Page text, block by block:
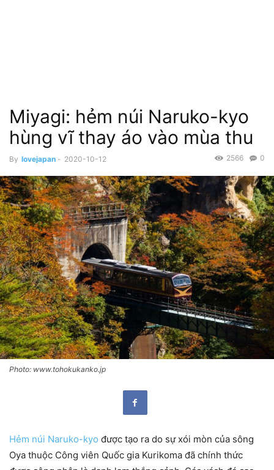
Miyagi: hẻm núi Naruko-kyo
hùng vĩ thay áo vào mùa thu
By lovejapan - 2020-10-12 0
2566
Photo: www.tohokukanko.jp
Hẻm núi Naruko-kyo được tạo ra do sự xói mòn của sông
Oya thuộc Công viên Quốc gia Kurikoma đã chính thức